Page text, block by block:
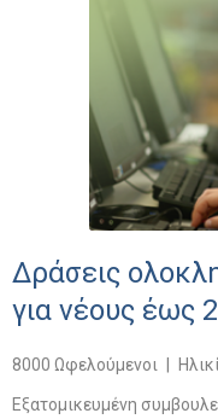
Δράσεις
για νέους έως
8000 Ωφελούμενοι
Εξατομικευμένη